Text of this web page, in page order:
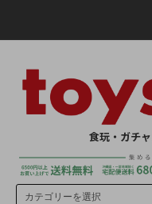
食玩・ガチ